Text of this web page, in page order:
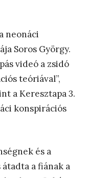
neonáci
Soros György.
videó a zsidó
teóriával”,
a Keresztapa 3.
konspirációs
és a
a fiának a